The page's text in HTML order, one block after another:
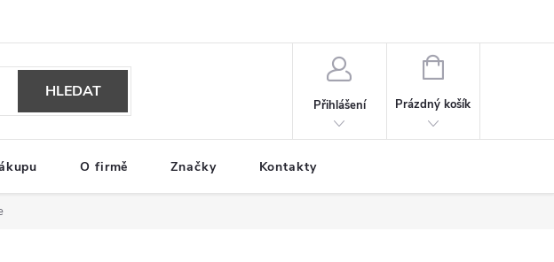
HLEDAT
Přihlášení
NÁKUPNÍ
Prázdný košík
O firmě Značky Kontakty